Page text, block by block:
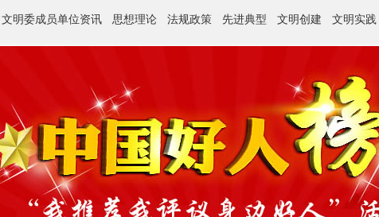
文明委成员单位资讯 思想理论 法规政策 先进典型 文明创建 文明实践